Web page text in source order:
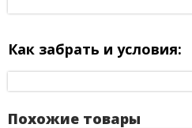
Как забрать и условия:
Похожие товары